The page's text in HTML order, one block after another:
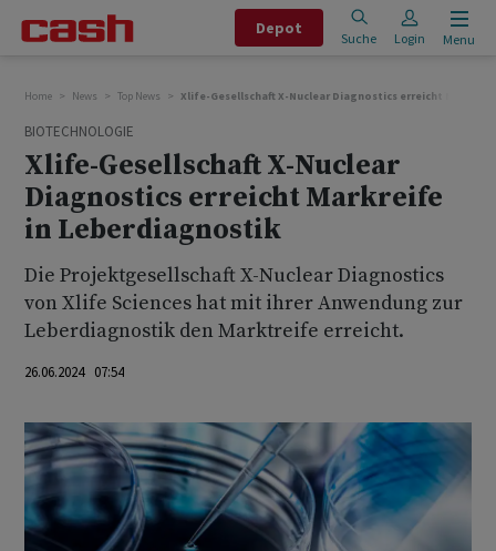
Depot
Suche Login Menu
Home News Top News Xlife-Gesellschaft X-Nuclear Diagnostics erreicht
BIOTECHNOLOGIE
Xlife-Gesellschaft X-Nuclear
Diagnostics erreicht Markreife
in Leberdiagnostik
Die Projektgesellschaft X-Nuclear Diagnostics
von Xlife Sciences hat mit ihrer Anwendung zur
Leberdiagnostik den Marktreife erreicht.
26.06.2024 07:54